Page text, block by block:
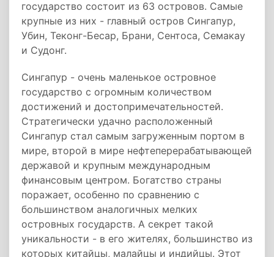
государство состоит из 63 островов. Самые
крупные из них - главный остров Сингапур,
Убин, Теконг-Бесар, Брани, Сентоса, Семакау
и Судонг.
Сингапур - очень маленькое островное
государство с огромным количеством
достижений и достопримечательностей.
Стратегически удачно расположенный
Сингапур стал самым загруженным портом в
мире, второй в мире нефтеперерабатывающей
державой и крупным международным
финансовым центром. Богатство страны
поражает, особенно по сравнению с
большинством аналогичных мелких
островных государств. А секрет такой
уникальности - в его жителях, большинство из
которых китайцы, малайцы и индийцы. Этот